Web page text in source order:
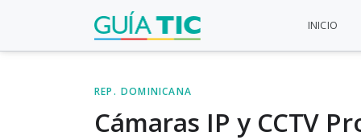
INICIO
REP. DOMINICANA
Cámaras IP y CCTV